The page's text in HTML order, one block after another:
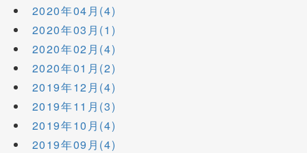
2020年04月(4)
2020年03月(1)
2020年02月(4)
2020年01月(2)
2019年12月(4)
2019年11月(3)
2019年10月(4)
2019年09月(4)